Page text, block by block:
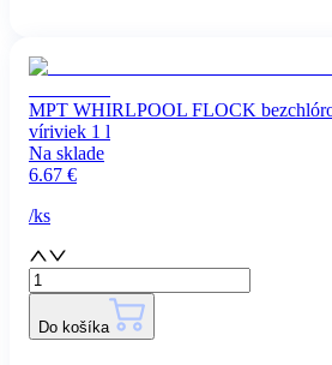
MPT WHIRLPOOL FLOCK
víriviek 1 l
Na sklade
6.67 €
/ks
Do košíka